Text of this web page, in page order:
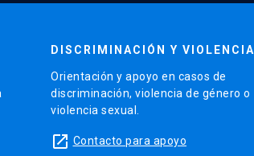
DISCRIMINACIÓN Y VIOLENCIA
Orientación y apoyo en casos de
discriminación, violencia de género o
violencia sexual.
launch Contacto para apoyo